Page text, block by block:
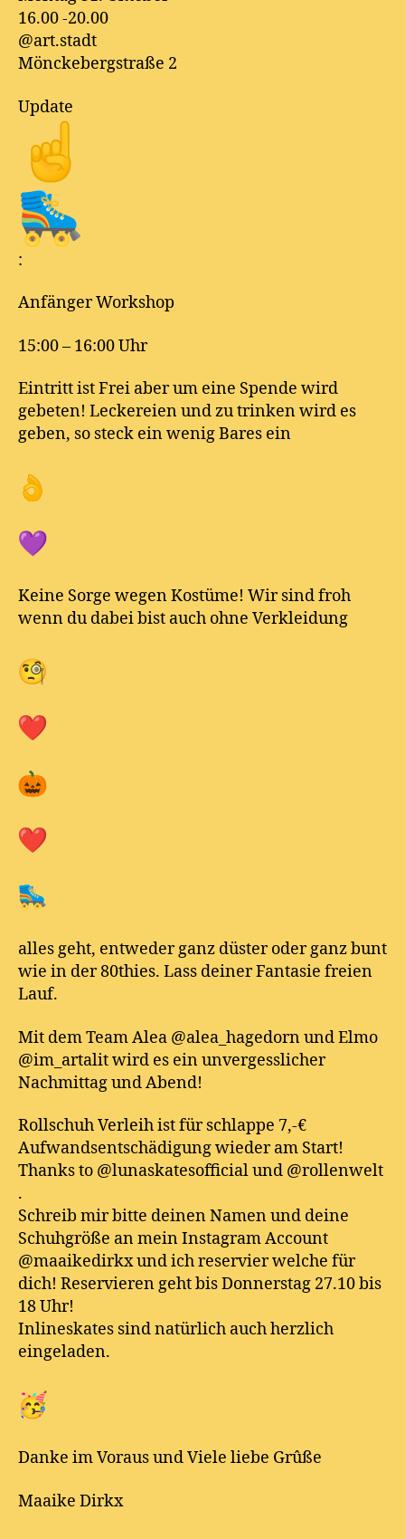
16.00 -20.00
@art.stadt
Mönckebergstraße 2
Update
:
Anfänger Workshop
15:00 – 16:00 Uhr
Eintritt ist Frei aber um eine Spende wird
gebeten! Leckereien und zu trinken wird es
geben, so steck ein wenig Bares ein
Keine Sorge wegen Kostüme! Wir sind froh
wenn du dabei bist auch ohne Verkleidung
alles geht, entweder ganz düster oder ganz bunt
wie in der 80thies. Lass deiner Fantasie freien
Lauf.
Mit dem Team Alea @alea_hagedorn und Elmo
@im_artalit wird es ein unvergesslicher
Nachmittag und Abend!
Rollschuh Verleih ist für schlappe 7,-€
Aufwandsentschädigung wieder am Start!
Thanks to @lunaskatesofficial und @rollenwelt
.
Schreib mir bitte deinen Namen und deine
Schuhgröße an mein Instagram Account
@maaikedirkx und ich reservier welche für
dich! Reservieren geht bis Donnerstag 27.10 bis
18 Uhr!
Inlineskates sind natürlich auch herzlich
eingeladen.
Danke im Voraus und Viele liebe Grûße
Maaike Dirkx